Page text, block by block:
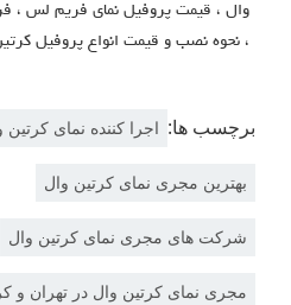
وال ، قیمت پروفیل نمای فریم لس ،
، نحوه نصب و قیمت انواع پروفیل
برچسب ها: اجرا کننده نمای کرتین
بهترین مجری نمای کرتین وال
شرکت های مجری نمای کرتین وال
مجری نمای کرتین وال در تهران و